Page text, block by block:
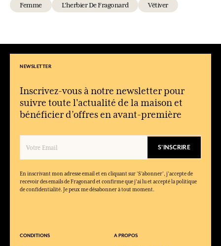
Femme L'herbier De Fragonard Vétiver
NEWSLETTER
Inscrivez-vous à notre newsletter pour
suivre toute l'actualité de la maison et
bénéficier d’offres en avant-première
S'INSCRIRE
En inscrivant mon adresse email et en cliquant sur ‘S’abonner’, j'accepte de
recevoir des emails de Fragonard et confirme que j'ai lu et accepté la politique
de confidentialité. Je peux me désabonner à tout moment.
CONDITIONS A PROPOS